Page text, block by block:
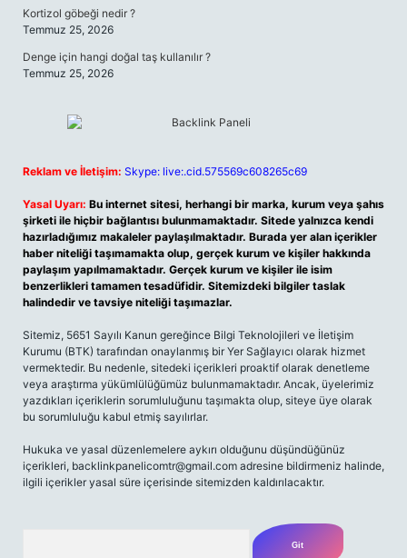
Kortizol göbeği nedir ?
Temmuz 25, 2026
Denge için hangi doğal taş kullanılır ?
Temmuz 25, 2026
Reklam ve İletişim: Skype: live:.cid.575569c608265c69
Yasal Uyarı: Bu internet sitesi, herhangi bir marka, kurum veya şahıs
şirketi ile hiçbir bağlantısı bulunmamaktadır. Sitede yalnızca kendi
hazırladığımız makaleler paylaşılmaktadır. Burada yer alan içerikler
haber niteliği taşımamakta olup, gerçek kurum ve kişiler hakkında
paylaşım yapılmamaktadır. Gerçek kurum ve kişiler ile isim
benzerlikleri tamamen tesadüfidir. Sitemizdeki bilgiler taslak
halindedir ve tavsiye niteliği taşımazlar.
Sitemiz, 5651 Sayılı Kanun gereğince Bilgi Teknolojileri ve İletişim
Kurumu (BTK) tarafından onaylanmış bir Yer Sağlayıcı olarak hizmet
vermektedir. Bu nedenle, sitedeki içerikleri proaktif olarak denetleme
veya araştırma yükümlülüğümüz bulunmamaktadır. Ancak, üyelerimiz
yazdıkları içeriklerin sorumluluğunu taşımakta olup, siteye üye olarak
bu sorumluluğu kabul etmiş sayılırlar.
Hukuka ve yasal düzenlemelere aykırı olduğunu düşündüğünüz
içerikleri, backlinkpanelicomtr@gmail.com adresine bildirmeniz halinde,
ilgili içerikler yasal süre içerisinde sitemizden kaldırılacaktır.